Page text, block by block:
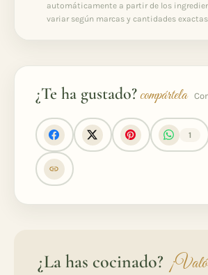
automáticamente a partir de los
variar según marcas y cantidades
¿Te ha gustado?compártela
1
¿La has cocinado?